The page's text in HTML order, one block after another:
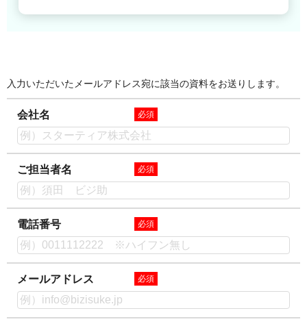
入力いただいたメールアドレス宛に該当の資料をお送りします。
会社名 必須
ご担当者名 必須
電話番号 必須
メールアドレス 必須